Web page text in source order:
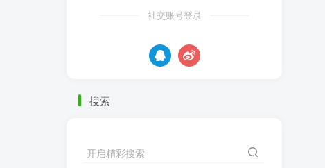
社交账号登录
搜索
开启精彩搜索